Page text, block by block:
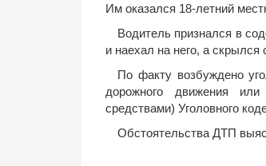
Им оказался 18-летний
Водитель признался в
и наехал на него, а
По факту возбуждено
дорожного движения
средствами) Уголовного
Обстоятельства ДТП